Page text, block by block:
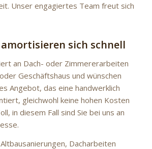
Unser engagiertes Team freut sich
sich schnell
an Dach- oder Zimmererarbeiten
Geschäftshaus und wünschen
Angebot, das eine handwerklich
gleichwohl keine hohen Kosten
in diesem Fall sind Sie bei uns an
Dacharbeiten